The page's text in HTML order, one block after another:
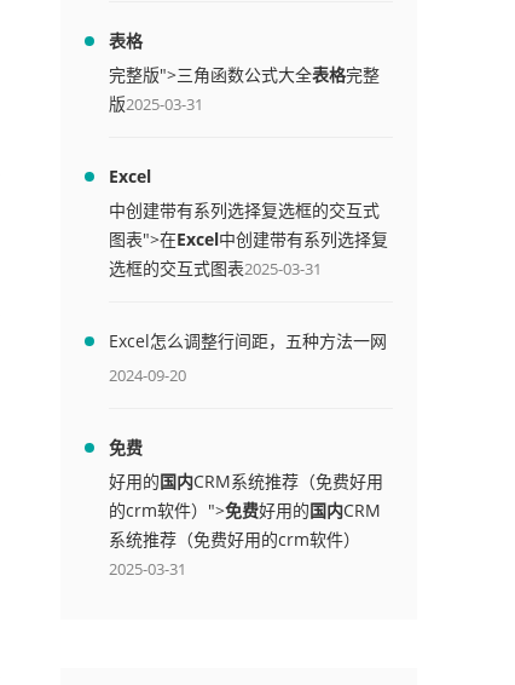
表格
完整版">三角函数公式大全表格完整
版2025-03-31
Excel
中创建带有系列选择复选框的交互式
图表">在Excel中创建带有系列选择复
选框的交互式图表2025-03-31
Excel怎么调整行间距，五种方法一网
打尽
2024-09-20
免费
好用的国内CRM系统推荐（免费好用
的crm软件）">免费好用的国内CRM
系统推荐（免费好用的crm软件）
2025-03-31